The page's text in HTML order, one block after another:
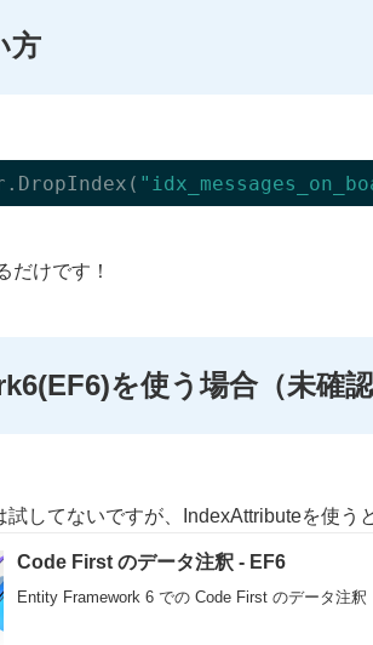
方
だけです！
を使う場合（未確
してないですが、IndexAttributeを使う
Code First のデータ注釈 - EF6
Entity Framework 6 での Code First のデータ注釈